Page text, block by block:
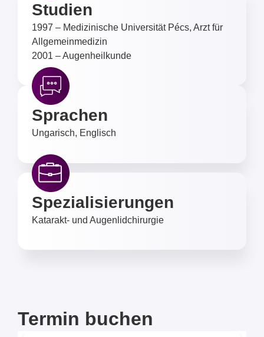
Studien
1997 – Medizinische Universität Pécs, Arzt für
Allgemeinmedizin
2001 – Augenheilkunde
Sprachen
Ungarisch, Englisch
Spezialisierungen
Katarakt- und Augenlidchirurgie
Termin buchen